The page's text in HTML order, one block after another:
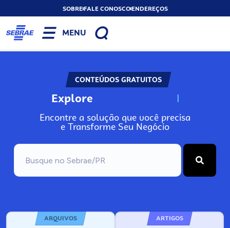
SOBREFALE CONOSCOENDEREÇOS
MENU
CONTEÚDOS GRATUITOS
Explore N
Encontre a solução que você precisa
e Transforme Seu Negócio
ARQUIVOS ARTIGOS